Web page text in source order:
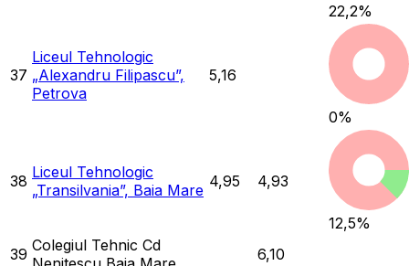
22,2%
37
Liceul Tehnologic
„Alexandru Filipascu”,
Petrova
5,16
0%
38 Liceul Tehnologic
„Transilvania”, Baia Mare 4,95 4,93
12,5%
39 Colegiul Tehnic Cd
6,10